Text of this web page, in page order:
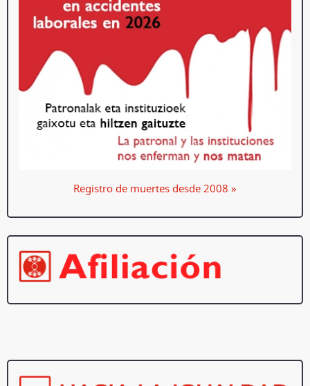
Registro de muertes desde 2008 »